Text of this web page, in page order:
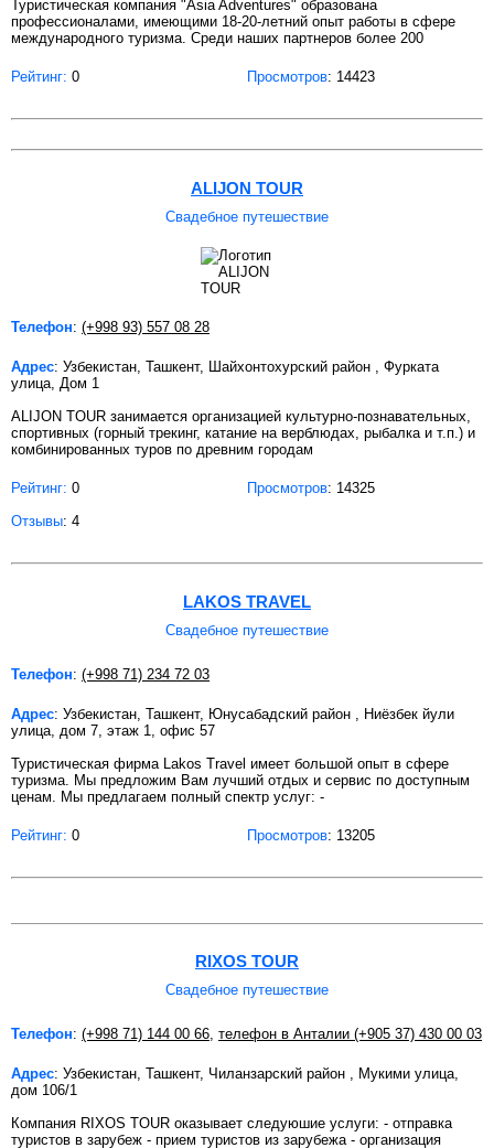
Туристическая компания "Asia Adventures" образована
профессионалами, имеющими 18-20-летний опыт работы в сфере
международного туризма. Среди наших партнеров более 200
Рейтинг: 0 Просмотров: 14423
ALIJON TOUR
Свадебное путешествие
Телефон: (+998 93) 557 08 28
Адрес: Узбекистан, Ташкент, Шайхонтохурский район , Фурката
улица, Дом 1
ALIJON TOUR занимается организацией культурно-познавательных,
спортивных (горный трекинг, катание на верблюдах, рыбалка и т.п.) и
комбинированных туров по древним городам
Рейтинг: 0 Просмотров: 14325
Отзывы: 4
LAKOS TRAVEL
Свадебное путешествие
Телефон: (+998 71) 234 72 03
Адрес: Узбекистан, Ташкент, Юнусабадский район , Ниёзбек йули
улица, дом 7, этаж 1, офис 57
Туристическая фирма Lakos Travel имеет большой опыт в сфере
туризма. Мы предложим Вам лучший отдых и сервис по доступным
ценам. Мы предлагаем полный спектр услуг: -
Рейтинг: 0 Просмотров: 13205
RIXOS TOUR
Свадебное путешествие
Телефон: (+998 71) 144 00 66 телефон в Анталии (+905 37) 430 00 03
Адрес: Узбекистан, Ташкент, Чиланзарский район , Мукими улица,
дом 106/1
Компания RIXOS TOUR оказывает следуюшие услуги: - отправка
туристов в зарубеж - прием туристов из зарубежа - организация